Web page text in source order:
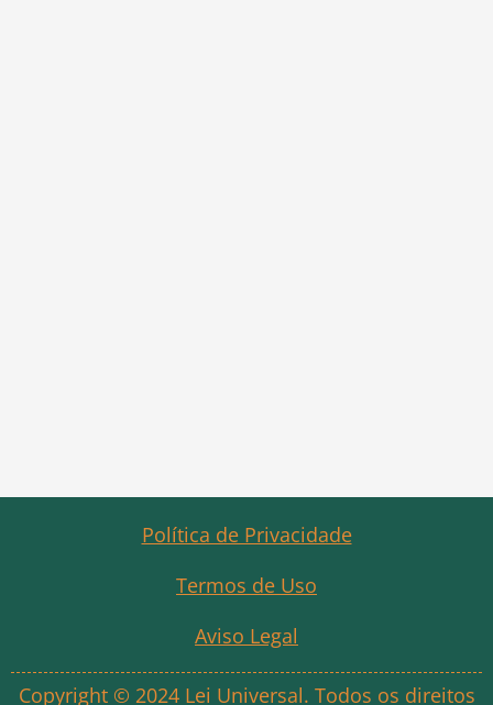
Política de Privacidade
Termos de Uso
Aviso Legal
Copyright © 2024 Lei Universal. Todos os direitos